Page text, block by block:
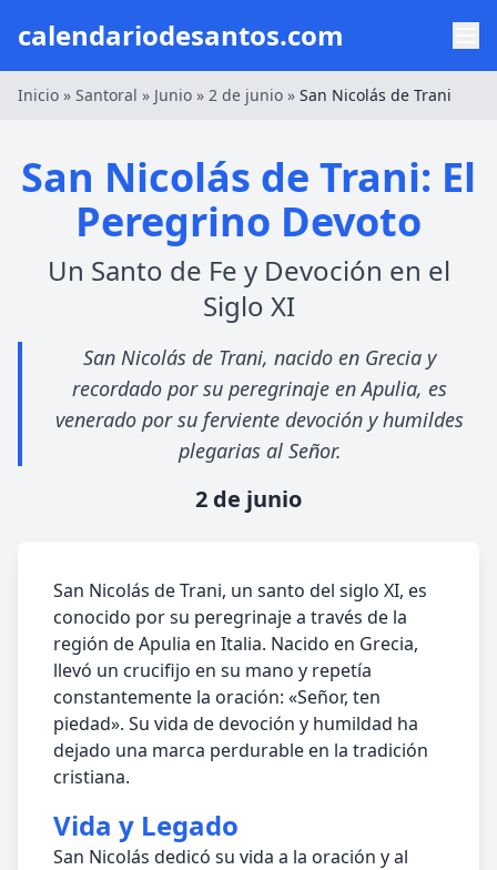
calendariodesantos.com
Inicio » Santoral » Junio » 2 de junio » San Nicolás de Trani
San Nicolás de Trani: El
Peregrino Devoto
Un Santo de Fe y Devoción en el
Siglo XI
San Nicolás de Trani, nacido en Grecia y
recordado por su peregrinaje en Apulia, es
venerado por su ferviente devoción y humildes
plegarias al Señor.
2 de junio
San Nicolás de Trani, un santo del siglo XI, es
conocido por su peregrinaje a través de la
región de Apulia en Italia. Nacido en Grecia,
llevó un crucifijo en su mano y repetía
constantemente la oración: «Señor, ten
piedad». Su vida de devoción y humildad ha
dejado una marca perdurable en la tradición
cristiana.
Vida y Legado
San Nicolás dedicó su vida a la oración y al